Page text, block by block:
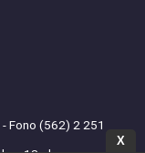
Fono (562) 2 251
X